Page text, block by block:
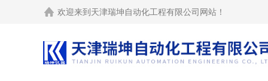
欢迎来到 天津瑞坤自动化工程有限公司网站 ！